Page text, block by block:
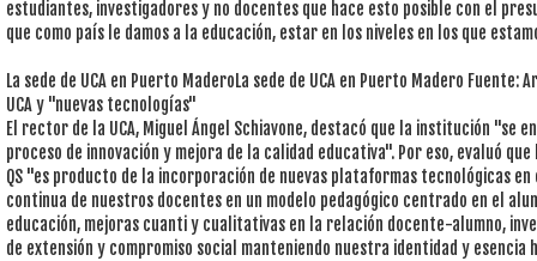
estudiantes, investigadores y no docentes que hace esto posible con el
que como país le damos a la educación, estar en los niveles en los que
La sede de UCA en Puerto MaderoLa sede de UCA en Puerto Madero Fuente:
UCA y "nuevas tecnologías"
El rector de la UCA, Miguel Ángel Schiavone, destacó que la institución "se
proceso de innovación y mejora de la calidad educativa". Por eso, evaluó
QS "es producto de la incorporación de nuevas plataformas tecnológicas
continua de nuestros docentes en un modelo pedagógico centrado en el
educación, mejoras cuanti y cualitativas en la relación docente-alumno,
de extensión y compromiso social manteniendo nuestra identidad y esencia